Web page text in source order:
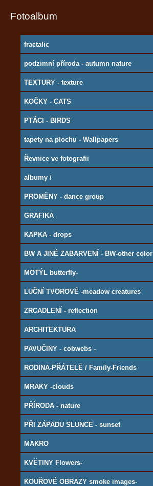
Fotoalbum
fractalic
podzimní příroda - autumn nature
TEXTURY - texture
KOČKY - CATS
PTÁCI - BIRDS
tapety na plochu - Wallpapers
Řevnice ve fotografii
albumy /
PROMĚNY - dance group
GRAFIKA
KAPKA - drops
BW A JINÉ ZABARVENÍ - BW-other color
MOTÝL butterfly-
LUČNÍ TVOROVÉ -meadow creatures
ZRCADLENÍ - reflection
ARCHITEKTURA
PAVUČINY - cobwebs -
RODINA-PŘÁTELÉ / Family-Friends
MRAKY -clouds
PŘÍRODA - nature
PŘI ZÁPADU SLUNCE - sunset
MAKRO
KVĚTINY Flowers-
KOUŘOVÉ OBRAZY smoke images-